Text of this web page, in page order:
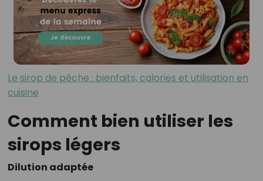
Le sirop de pêche : bienfaits, calories et utilisation en
cuisine
Comment bien utiliser les
sirops légers
Dilution adaptée